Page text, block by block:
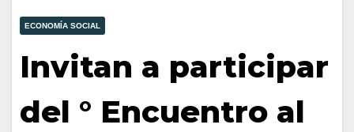
ECONOMÍA SOCIAL
Invitan a participar
del ° Encuentro al